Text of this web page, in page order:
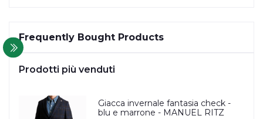
Frequently Bought Products
Prodotti più venduti
Giacca invernale fantasia check -
blu e marrone - MANUEL RITZ